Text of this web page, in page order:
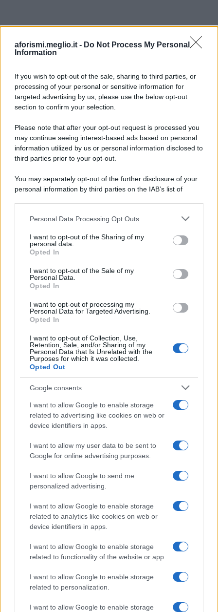
aforismi.meglio.it - Do Not Process My Personal
Information
If you wish to opt-out of the sale, sharing to third parties, or
processing of your personal or sensitive information for
targeted advertising by us, please use the below opt-out
section to confirm your selection.
Please note that after your opt-out request is processed you
may continue seeing interest-based ads based on personal
information utilized by us or personal information disclosed to
third parties prior to your opt-out.
You may separately opt-out of the further disclosure of your
personal information by third parties on the IAB’s list of
This information may also be disclosed by us to third parties
disclose it to other third parties.
Please note that this website/app uses one or more Google
services and may gather and store information including but
not limited to your visit or usage behaviour. You may click to
grant or deny consent to Google and its third-party tags to
consent section.
Personal Data Processing Opt Outs
I want to opt-out of the Sharing of my
personal data.
Opted In
I want to opt-out of the Sale of my
Personal Data.
Opted In
I want to opt-out of processing my
Personal Data for Targeted Advertising.
Opted In
I want to opt-out of Collection, Use,
Retention, Sale, and/or Sharing of my
Personal Data that Is Unrelated with the
Purposes for which it was collected.
Opted Out
Google consents
I want to allow Google to enable storage
related to advertising like cookies on web or
device identifiers in apps.
I want to allow my user data to be sent to
Google for online advertising purposes.
I want to allow Google to send me
personalized advertising.
I want to allow Google to enable storage
related to analytics like cookies on web or
device identifiers in apps.
I want to allow Google to enable storage
related to functionality of the website or app.
I want to allow Google to enable storage
related to personalization.
I want to allow Google to enable storage
Ricevi LE FRASI PIÙ BELLE via e-mail
E-mail
FRASI
Frasi celebri
Frasi da condividere
Poesie
Frasi dei film
Frasi film più lette
Incipit dei film
Film più cercati
Frasi sul cinema
SERVIZI
Mappa del sito
Cookie Policy
Frasi suddivise per tema
Indice degli autori
Aforismi .meglio.it è l'archivio web dedicato a frasi,